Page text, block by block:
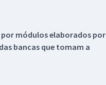
por módulos elaborados por
bancas que tomam a